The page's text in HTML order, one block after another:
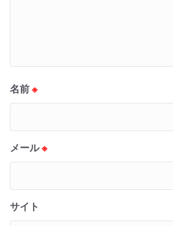
名前 ※
メール※
サイト